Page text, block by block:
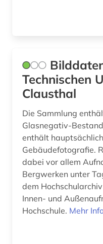
zeichner; kartograf;
darmstadt (1)
data science (1)
datenbank (1)
ddr (1)
Technischen
Clausthal
Die Sammlung
Glasnegativ-
enthält
Gebäudefotografie.
dabei vor allem
Bergwerken unter Tage. Die
dem
Innen- und
Hochschule. Mehr